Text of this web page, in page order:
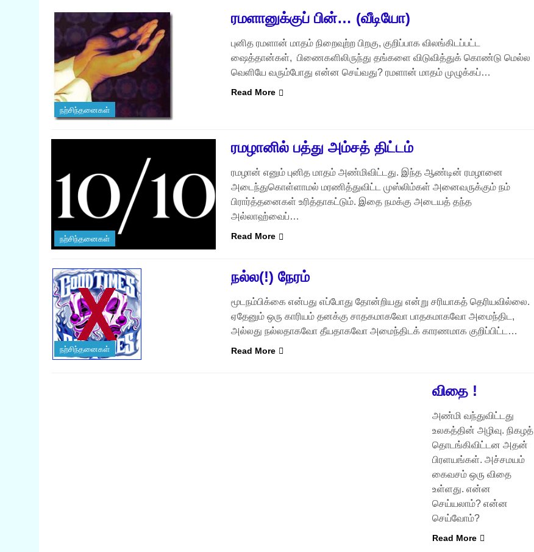
நற்சிந்தனைகள்
ரமளானுக்குப் பின்… (வீடியோ)
புனித ரமளான் மாதம் நிறைவுற்ற பிறகு, குறிப்பாக விலங்கிடப்பட்ட
ஷைத்தான்கள், பிணைகளிலிருந்து தங்களை விடுவித்துக் கொண்டு மெல்ல
வெளியே வரும்போது என்ன செய்வது? ரமளான் மாதம் முழுக்கப்…
Read More
நற்சிந்தனைகள்
ரமழானில் பத்து அம்சத் திட்டம்
ரமழான் எனும் புனித மாதம் அண்மிவிட்டது. இந்த ஆண்டின் ரமழானை
அடைந்துகொள்ளாமல் மரணித்துவிட்ட முஸ்லிம்கள் அனைவருக்கும் நம்
பிரார்த்தனைகள் உரித்தாகட்டும். இதை நமக்கு அடையத் தந்த
அல்லாஹ்வைப்…
Read More
நற்சிந்தனைகள்
நல்ல(!) நேரம்
மூடநம்பிக்கை என்பது எப்போது தோன்றியது என்று சரியாகத் தெரியவில்லை.
ஏதேனும் ஒரு காரியம் தனக்கு சாதகமாகவோ பாதகமாகவோ அமைந்திட,
அல்லது நல்லதாகவோ தீயதாகவோ அமைந்திடக் காரணமாக குறிப்பிட்ட…
Read More
விதை !
அண்மி வந்துவிட்டது
உலகத்தின் அழிவு. நிகழத்
தொடங்கிவிட்டன அதன்
பிரளயங்கள். அச்சமயம்
கைவசம் ஒரு விதை
உள்ளது. என்ன
செய்யலாம்? என்ன
செய்வோம்?
Read More